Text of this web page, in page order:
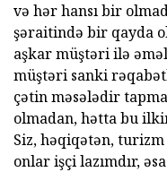
və hər hansı bir
şəraitində bir qayda
aşkar müştəri ilə
müştəri sanki
çətin məsələdir
olmadan, hətta bu
Siz, həqiqətən,
onlar işçi lazımdır,